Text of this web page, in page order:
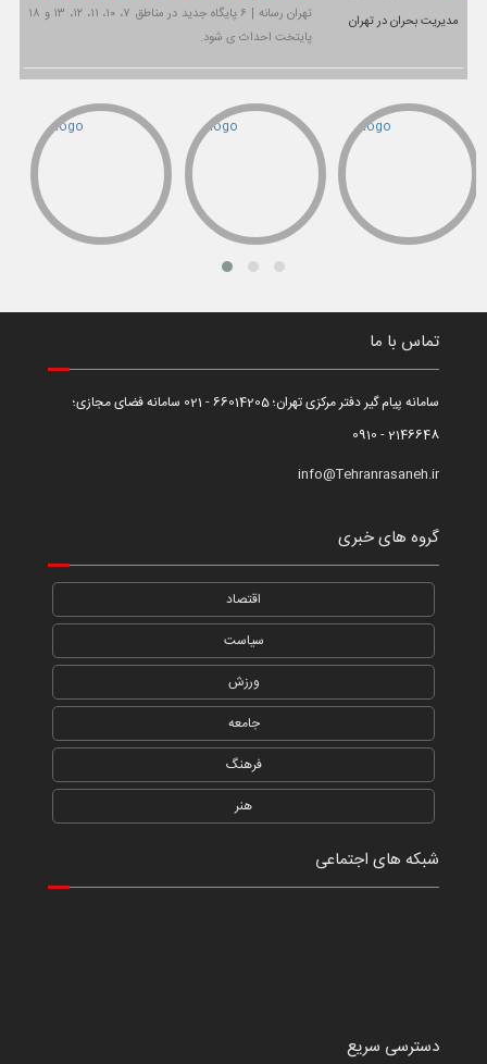
تهران رسانه | ۶ پایگاه جدید در مناطق ۷، ۱۰، ۱۱، ۱۲، ۱۳ و ۱۸
پایتخت احداث ی شود.
تماس با ما
سامانه پیام گیر دفتر مرکزی تهران؛ 66014205 - 021 سامانه فضای مجازی؛
2146648 - 0910
info@Tehranrasaneh.ir
گروه های خبری
اقتصاد
سیاست
ورزش
جامعه
فرهنگ
هنر
شبکه های اجتماعی
دسترسی سریع